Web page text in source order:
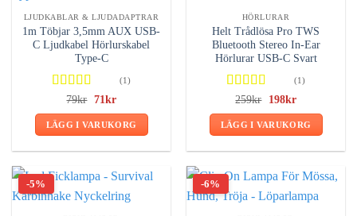
LJUDKABLAR & LJUDADAPTRAR
1m Töbjar 3,5mm AUX USB-
C Ljudkabel Hörlurskabel
Type-C
Betygsatt
4.00av 5
(1)
79kr Det
priset
var:
71 krDet
priset
är:
LÄGG I VARUKORG
HÖRLURAR
Helt Trådlösa Pro TWS
Bluetooth Stereo In-Ear
Hörlurar USB-C Svart
Betygsatt
4.00av 5
(1)
259kr
Det
priset
var:
198krDet
priset
är:
LÄGG I VARUKORG
-5% -6%